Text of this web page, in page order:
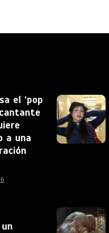
el ‘pop
a una